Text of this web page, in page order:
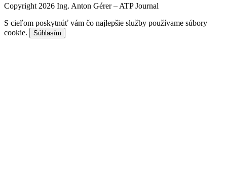
Copyright 2026 Ing. Anton Gérer – ATP Journal
S cieľom poskytnúť vám čo najlepšie služby používame súbory
cookie.
Súhlasím